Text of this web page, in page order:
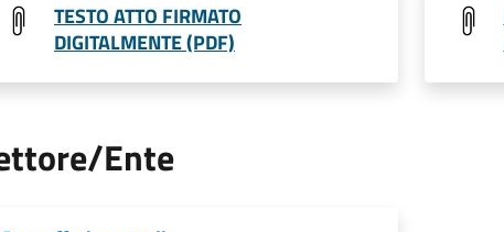
TESTO ATTO FIRMATO
DIGITALMENTE (PDF)
Ente